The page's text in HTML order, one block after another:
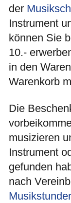
der
Instrument
können Sie
10.-
in den
Warenkorb
Die
musizieren
Instrument
gefunden
nach